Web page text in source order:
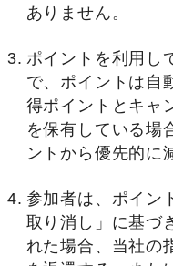
ありません。
ポイントを利用し
で、ポイントは自
得ポイントとキャ
を保有している場
ントから優先的に
参加者は、ポイン
取り消し」に基づ
れた場合、当社の